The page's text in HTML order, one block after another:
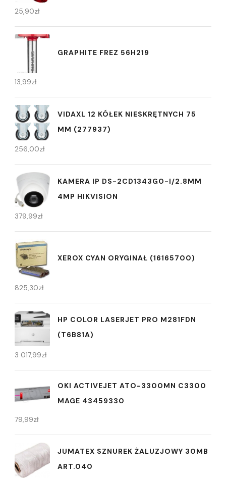
25,90zł
GRAPHITE FREZ 56H219
13,99zł
VIDAXL 12 KÓŁEK NIESKRĘTNYCH 75
MM (277937)
256,00zł
KAMERA IP DS-2CD1343G0-I/2.8MM
4MP HIKVISION
379,99zł
XEROX CYAN ORYGINAŁ (16165700)
825,30zł
HP COLOR LASERJET PRO M281FDN
(T6B81A)
3 017,99zł
OKI ACTIVEJET ATO-3300MN C3300
MAGE 43459330
79,99zł
JUMATEX SZNUREK ŻALUZJOWY 30MB
ART.040